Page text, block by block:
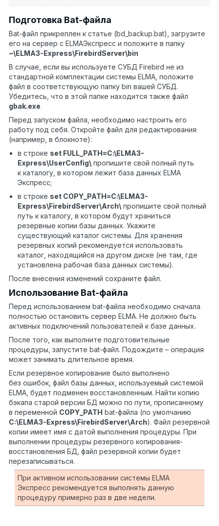
Подготовка Bat-файла
Bat-файл прикреплен к статье (bd_backup.bat), загрузите
его на сервер с ELMAЭкспресс и положите в папку
~\ELMA3-Express\FirebirdServer\bin
В случае, если вы используете СУБД Firebird не из
стандартной комплектации системы ELMA, положите
файл в соответствующую папку bin вашей СУБД.
Убедитесь, что в этой папке находится также файл
gbak.exe
Перед запуском файла, необходимо настроить его
работу под себя. Откройте файл для редактирования
(например, в блокноте):
в строке set FULL PATH=C:\ELMA3-
Express\UserConfig\ пропишите свой полный путь
к каталогу, в котором лежит база данных ELMA
Экспресс;
в строке set COPY PATH=C:\ELMA3-
Express\FirebirdServer\Arch\ пропишите свой полный
путь к каталогу, в котором будут храниться
резервные копии базы данных. Укажите
существующий каталог системы. Для хранения
резервных копий рекомендуется использовать
каталог, находящийся на другом диске (не там, где
установлена рабочая база данных системы).
После внесения изменений сохраните файл.
Использование Bat-файла
Перед использованием bat-файла необходимо сначала
полностью остановить сервер ELMA. Не должно быть
активных подключений пользователей к базе данных.
После того, как выполните подготовительные
процедуры, запустите bat-файл. Подождите – операция
может занимать длительное время.
Если резервное копирование было выполнено
без ошибок, файл базы данных, используемый системой
ELMA , будет подменен восстановленным. Найти копию
бэкапа старой версии БД можно по пути, прописанному
в переменной COPY_PATH bat-файла (по умолчанию
C:\ELMA3-Express\FirebirdServer\Arch). Файл резервной
копии имеет имя с датой выполнения процедуры. При
выполнении процедуры резервного копирования-
восстановления БД, файл резервной копии будет
перезаписываться.
При активном использовании системы ELMA
Экспресс рекомендуется выполнять данную
процедуру примерно раз в две недели.